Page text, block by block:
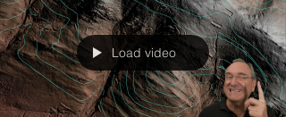
Load video